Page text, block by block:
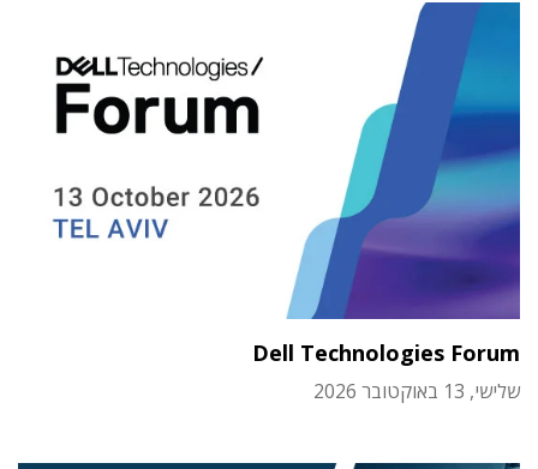
Dell Technologies Forum
שלישי, 13 באוקטובר 2026